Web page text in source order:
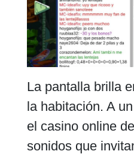
La pantalla brilla
la habitación. A
el casino online
sonidos que